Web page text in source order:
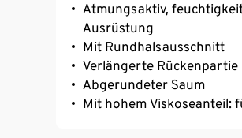
Atmungsaktiv,
Ausrüstung
Mit Rundhalsausschnitt
Verlängerte Rückenpartie
Abgerundeter Saum
Mit hohem Viskoseanteil: